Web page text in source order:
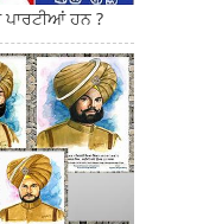
ਪਾਰਟੀਆਂ ਹਨ ?